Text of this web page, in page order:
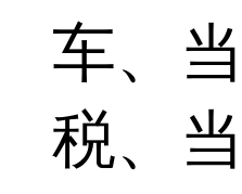
车、
税、